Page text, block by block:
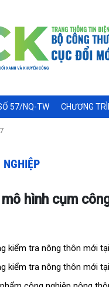
57/NQ-TW CHƯƠNG
NGHIỆP
hình cụm
kiểm tra nông thôn mới
kiểm tra nông thôn mới